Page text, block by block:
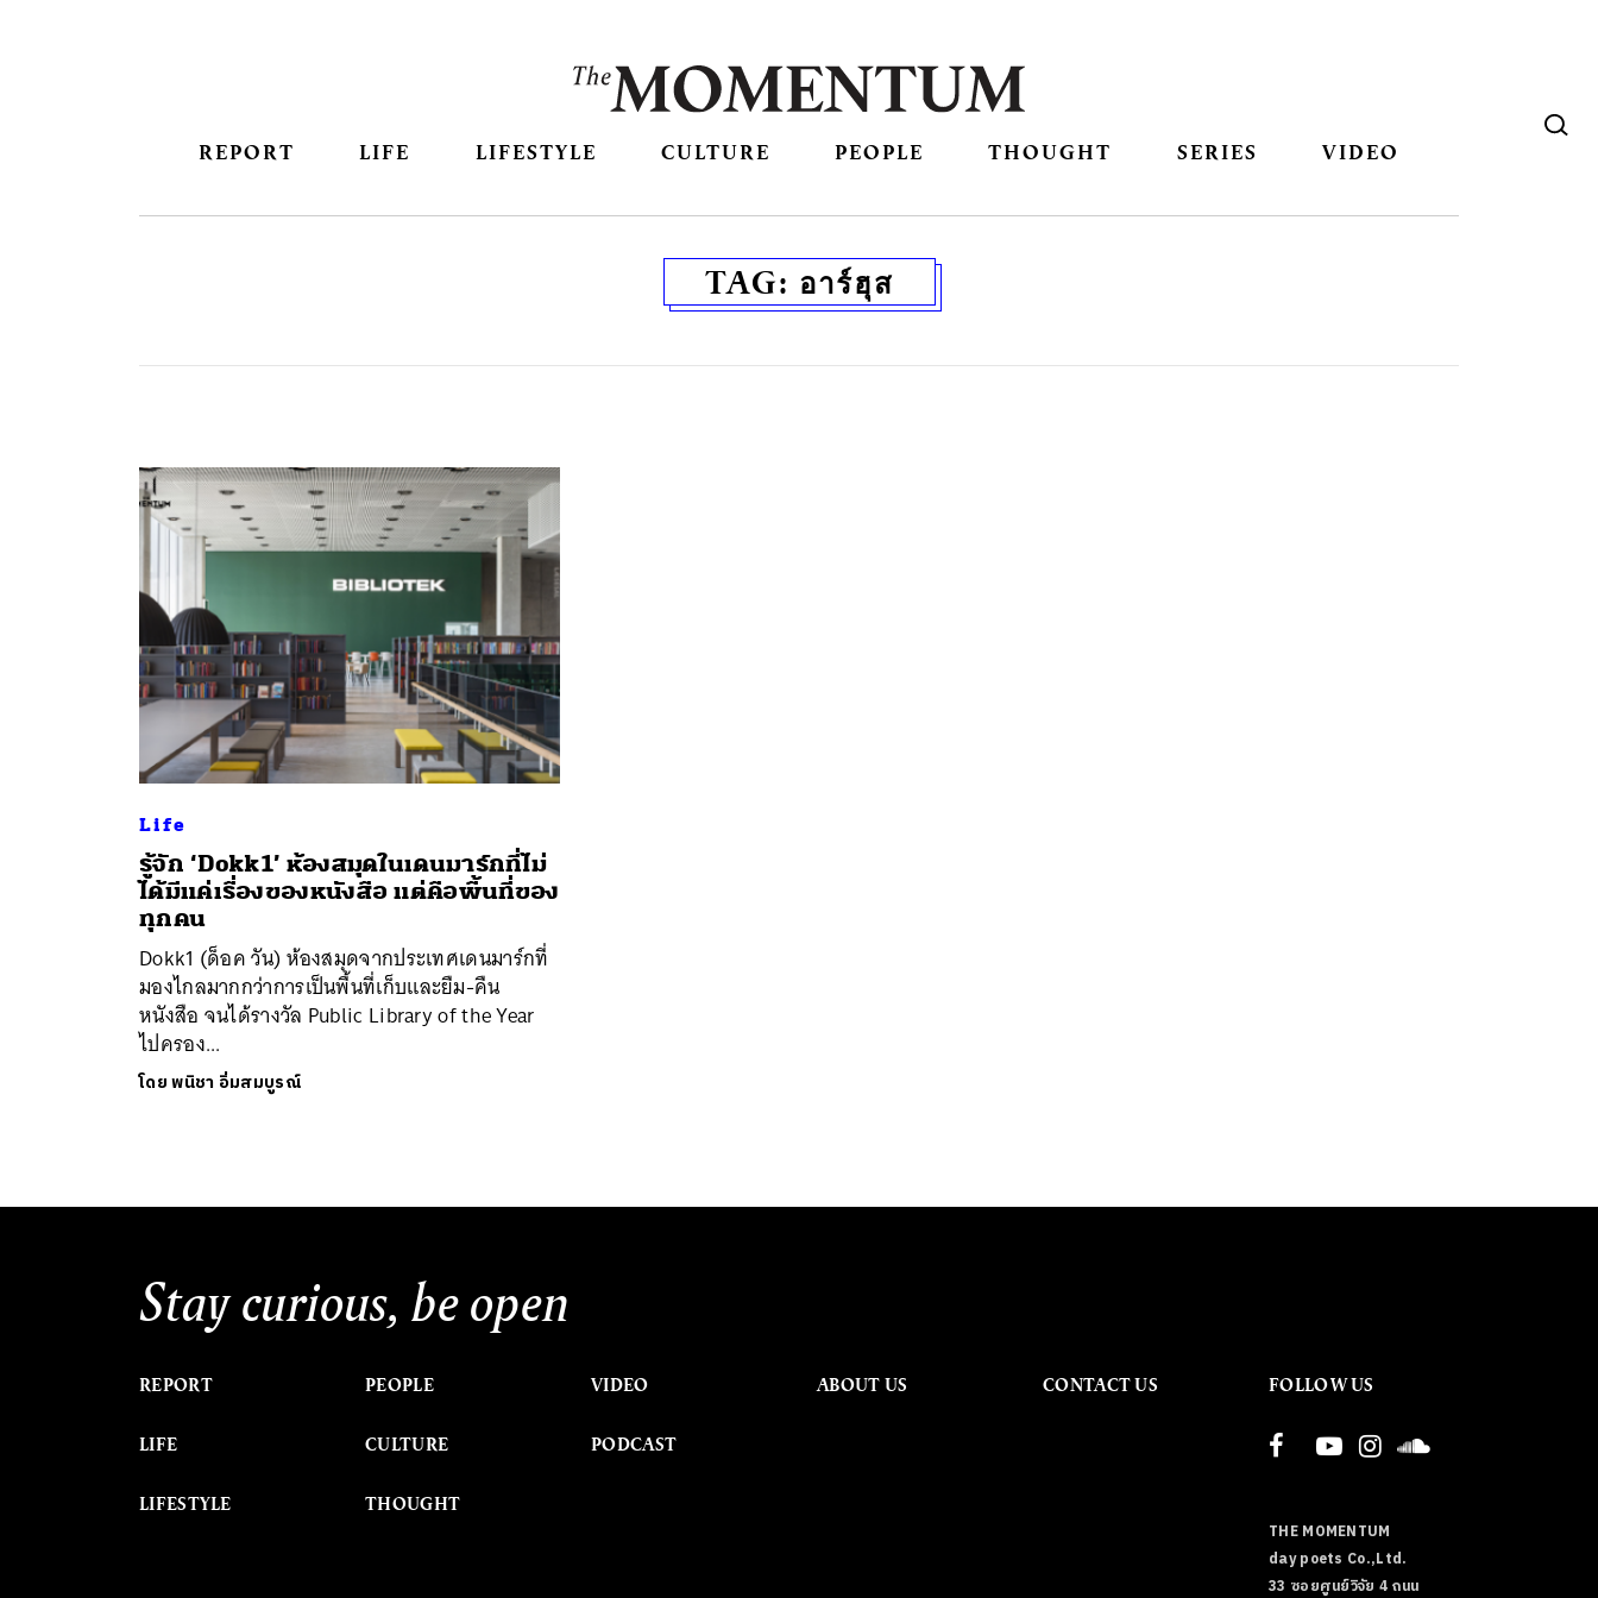
REPORT LIFE LIFESTYLE CULTURE PEOPLE THOUGHT SERIES VIDEO
TAG: อาร์ฮุส
Life
รู้จัก ‘Dokk1’ ห้องสมุดในเดนมาร์กที่ไม่
ได้มีแค่เรื่องของหนังสือ แต่คือพื้นที่ของ
ทุกคน
Dokk1 (ด็อค วัน) ห้องสมุดจากประเทศเดนมาร์กที่
มองไกลมากกว่าการเป็นพื้นที่เก็บและยืม-คืน
หนังสือ จนได้รางวัล Public Library of the Year
ไปครอง...
โดยพนิชา อิ่มสมบูรณ์
Stay curious, be open
REPORT
LIFE
LIFESTYLE
PEOPLE
CULTURE
THOUGHT
VIDEO
PODCAST
ABOUT US CONTACT US FOLLOW US
THE MOMENTUM
day poets Co.,Ltd.
33 ซอยศูนย์วิจัย 4 ถนน
ค้นหา